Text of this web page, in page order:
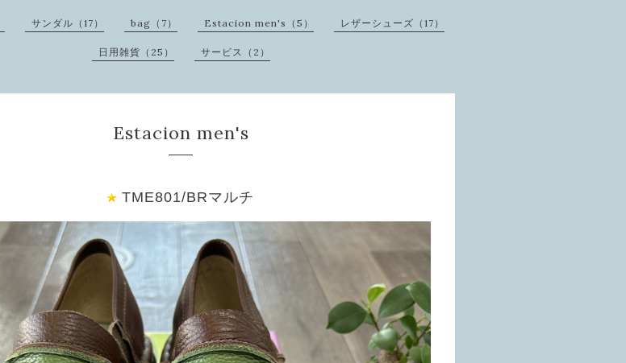
サンダル（17） bag（7） Estacion men's（5） レザーシューズ（17）
日用雑貨（25） サービス（2）
Estacion men's
TME801/BRマルチ